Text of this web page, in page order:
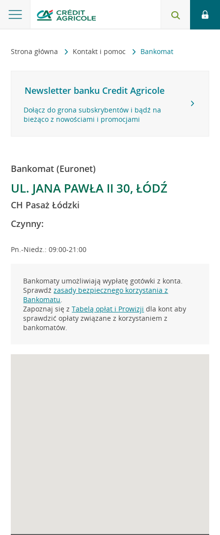
Strona główna Kontakt i pomoc Bankomat
Newsletter banku Credit Agricole
Dołącz do grona subskrybentów i bądź na
bieżąco z nowościami i promocjami
Bankomat (Euronet)
UL. JANA PAWŁA II 30, ŁÓDŹ
CH Pasaż Łódzki
Czynny:
Pn.-Niedz.: 09:00-21:00
Bankomaty umożliwiają wypłatę gotówki z konta.
Sprawdźzasady bezpiecznego korzystania z
Bankomatu.
Zapoznaj się zTabelą opłat i Prowizji dla kont aby
sprawdzić opłaty związane z korzystaniem z
bankomatów.